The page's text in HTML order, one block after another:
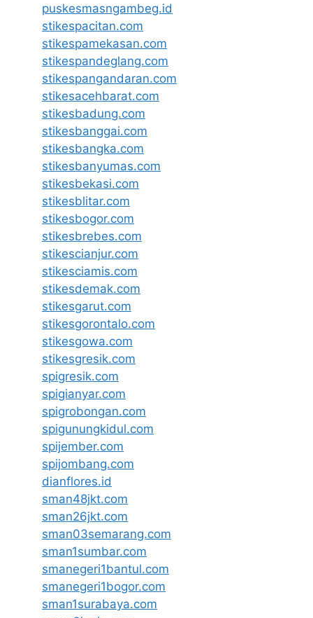
puskesmasngambeg.id
stikespacitan.com
stikespamekasan.com
stikespandeglang.com
stikespangandaran.com
stikesacehbarat.com
stikesbadung.com
stikesbanggai.com
stikesbangka.com
stikesbanyumas.com
stikesbekasi.com
stikesblitar.com
stikesbogor.com
stikesbrebes.com
stikescianjur.com
stikesciamis.com
stikesdemak.com
stikesgarut.com
stikesgorontalo.com
stikesgowa.com
stikesgresik.com
spigresik.com
spigianyar.com
spigrobongan.com
spigunungkidul.com
spijember.com
spijombang.com
dianflores.id
sman48jkt.com
sman26jkt.com
sman03semarang.com
sman1sumbar.com
smanegeri1bantul.com
smanegeri1bogor.com
sman1surabaya.com